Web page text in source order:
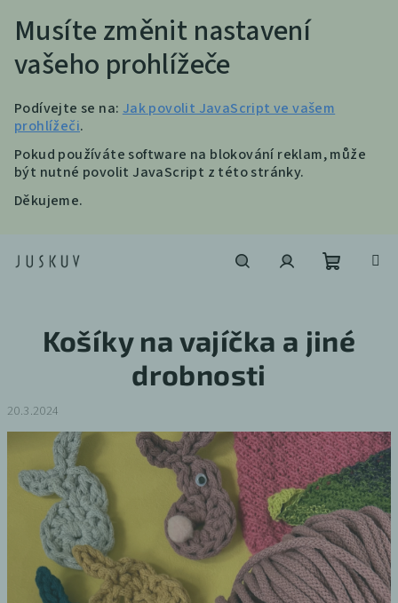
Musíte změnit nastavení
vašeho prohlížeče
Podívejte se na: Jak povolit JavaScript ve vašem
prohlížeči.
Pokud používáte software na blokování reklam, může
být nutné povolit JavaScript z této stránky.
Děkujeme.
košík
Košíky na vajíčka a jiné
drobnosti
20.3.2024